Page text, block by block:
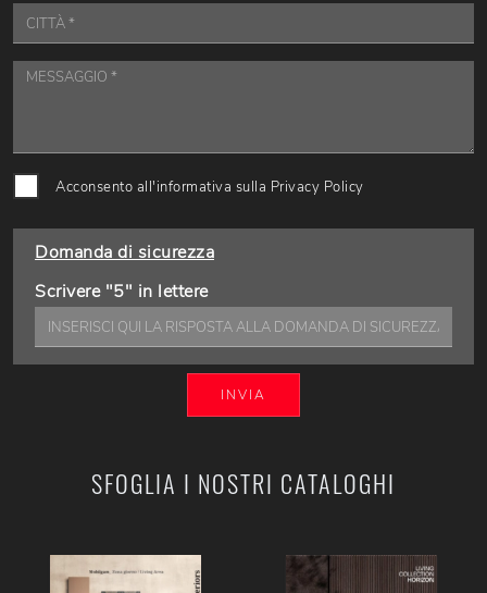
SFOGLIA I NOSTRI CATALOGHI
Acconsento all'informativa sulla Privacy Policy
Domanda di sicurezza
Scrivere "5" in lettere
INVIA